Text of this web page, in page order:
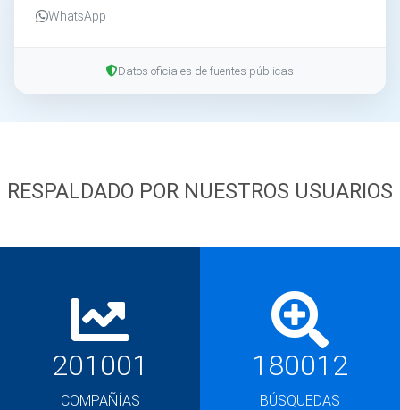
WhatsApp
Datos oficiales de fuentes públicas
RESPALDADO POR NUESTROS USUARIOS
201001
COMPAÑÍAS
180012
BÚSQUEDAS